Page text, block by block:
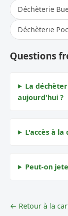
Déchèterie
Déchèterie
Questions
La
aujourd'hui ?
L'accès à
Peut-on
← Retour à la